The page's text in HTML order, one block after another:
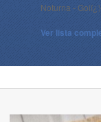
Noturna -
Ver lista